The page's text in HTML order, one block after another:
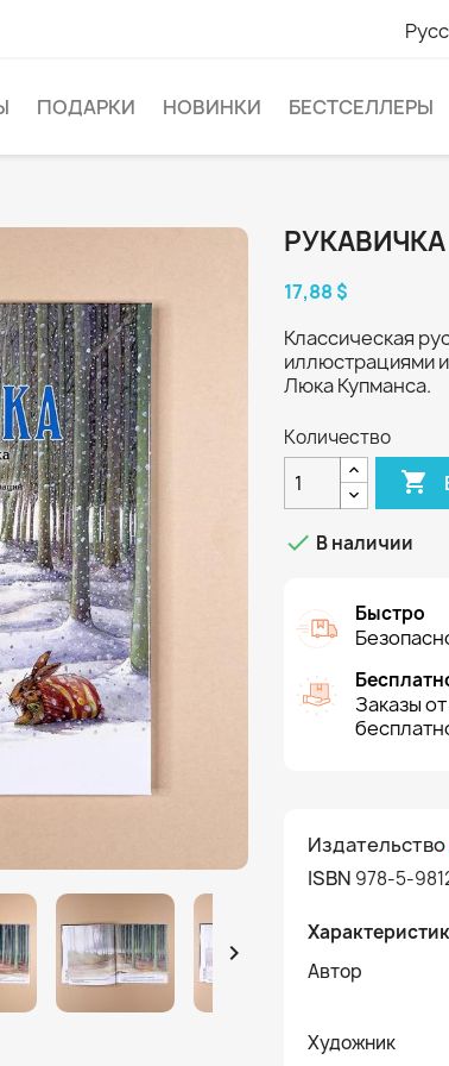
ПОДАРКИ НОВИНКИ БЕСТСЕЛЛЕРЫ

РУКАВИЧКА
17,88 $
Классическая
иллюстрациями
Люка Купманса.
Количество

 В наличии
Быстро
Заказы
Издательство
ISBN 978-5-
Автор
Художник